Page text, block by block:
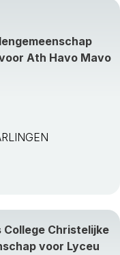
Ath Havo Mavo
Christelijke
voor Lyceu